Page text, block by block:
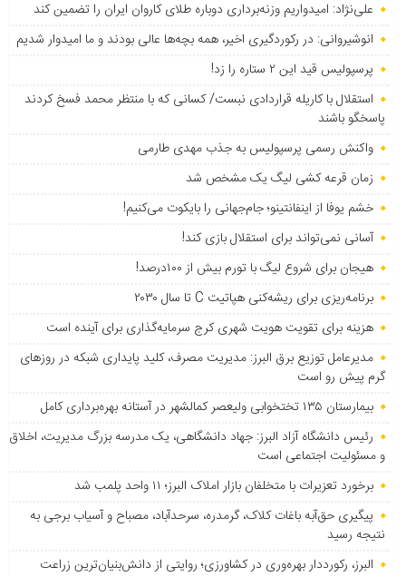
علی‌نژاد: امیدواریم وزنه‌برداری دوباره طلای کاروان ایران را تضمین کند
انوشیروانی: در رکوردگیری اخیر، همه بچه‌ها عالی بودند و ما امیدوار شدیم
پرسپولیس قید این ۲ ستاره را زد!
استقلال با کاریله قراردادی نبست/ کسانی که با منتظر محمد فسخ کردند
پاسخگو باشند
واکنش رسمی پرسپولیس به جذب مهدی طارمی
زمان قرعه کشی لیگ یک مشخص شد
خشم یوفا از اینفانتینو؛ جام‌جهانی را بایکوت می‌کنیم!
آسانی نمی‌تواند برای استقلال بازی کند!
هیجان برای شروع لیگ با تورم بیش از ۱۰۰درصد!
برنامه‌ریزی برای ریشه‌کنی هپاتیت C تا سال ۲۰۳۰
هزینه برای تقویت هویت شهری کرج سرمایه‌گذاری برای آینده است
مدیرعامل توزیع برق البرز: مدیریت مصرف، کلید پایداری شبکه در روزهای
گرم پیش رو است
بیمارستان ۱۳۵ تختخوابی ولیعصر کمالشهر در آستانه بهره‌برداری کامل
رئیس دانشگاه آزاد البرز: جهاد دانشگاهی، یک مدرسه بزرگ مدیریت، اخلاق
و مسئولیت اجتماعی است
برخورد تعزیرات با متخلفان بازار املاک البرز؛ ۱۱ واحد پلمب شد
پیگیری حق‌آبه باغات کلاک، گرمدره، سرحدآباد، مصباح و آسیاب برجی به
نتیجه رسید
البرز، رکورددار بهره‌وری در کشاورزی؛ روایتی از دانش‌بنیان‌ترین زراعت